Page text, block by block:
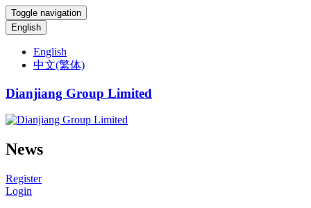
Toggle navigation
English
English
中文(繁体)
Dianjiang Group Limited
News
Register
Login